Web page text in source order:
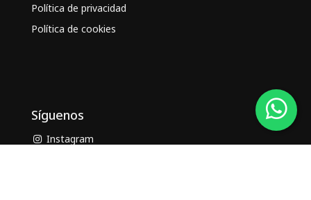
Política de privacidad
Política de cookies
Síguenos
Instagram